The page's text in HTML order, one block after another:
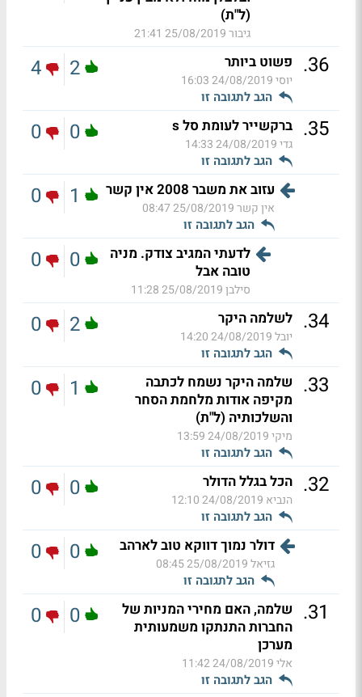
(ל"ת)
גיבור25/08/2019 21:41
36
. פשוט ביותר
יוסי24/08/2019 16:03
הגב לתגובה זו
2
4
35
. ברקשייר לעומת סל s
גדי24/08/2019 14:33
הגב לתגובה זו
0
0
עזוב את משבר 2008 אין קשר
אין קשר25/08/2019 08:47
הגב לתגובה זו
1
0
לדעתי המגיב צודק. מניה
טובה אבל
סילבן25/08/2019 11:28
0
0
34
. לשלמה היקר
יובל24/08/2019 14:20
הגב לתגובה זו
2
0
33
. שלמה היקר נשמח לכתבה
מקיפה אודות מלחמת הסחר
והשלכותיה (ל"ת)
מיקי24/08/2019 13:59
הגב לתגובה זו
1
0
32
. הכל בגלל הדולר
הנביא 24/08/2019 12:10
הגב לתגובה זו
0
0
דולר נמוך דווקא טוב לארהב
גזיאל25/08/2019 08:45
הגב לתגובה זו
0
0
31
. שלמה, האם מחירי המניות של
החברות התנתקו משמעותית
מערכן
אלי24/08/2019 11:42
הגב לתגובה זו
0
0